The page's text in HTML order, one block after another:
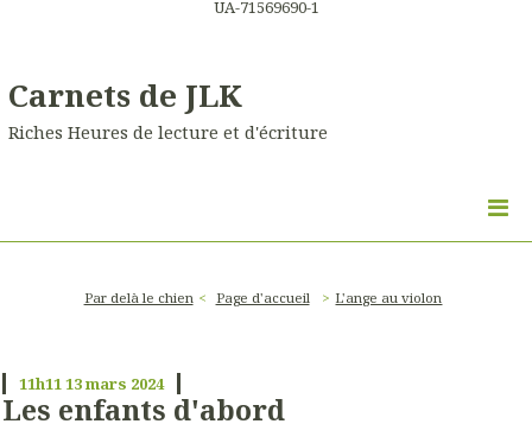
UA-71569690-1
Carnets de JLK
Riches Heures de lecture et d'écriture
Par delà le chien Page d'accueil L'ange au violon
11h1113mars 2024
Les enfants d'abord